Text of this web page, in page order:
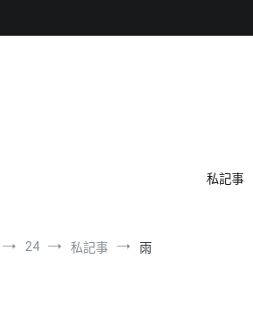
私記事
24 私記事 雨